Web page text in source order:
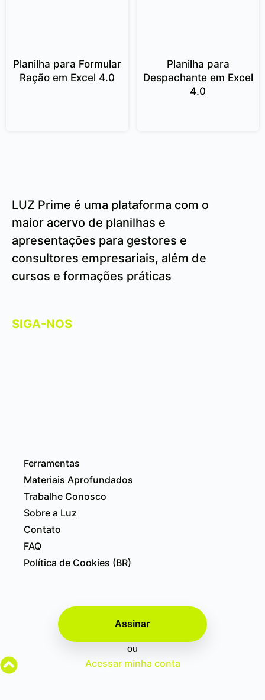
Planilha para Formular
Ração em Excel 4.0
Planilha para
Despachante em Excel
4.0
LUZ Prime é uma plataforma com o
maior acervo de planilhas e
apresentações para gestores e
consultores empresariais, além de
cursos e formações práticas
SIGA-NOS
Ferramentas
Materiais Aprofundados
Trabalhe Conosco
Sobre a Luz
Contato
FAQ
Política de Cookies (BR)
Assinar
ou
Acessar minha conta